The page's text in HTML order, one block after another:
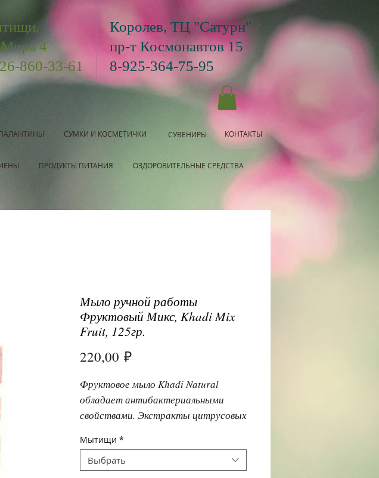
4
860-33-61
Королев, ТЦ "Сатурн"
пр-т Космонавтов 15
8-925-364-75-95
СУМКИ И КОСМЕТИЧКИ СУВЕНИРЫ КОНТАКТЫ
ПРОДУКТЫ ПИТАНИЯ ОЗДОРОВИТЕЛЬНЫЕ СРЕДСТВА
Мыло ручной работы
Фруктовый Микс, Khadi Mix
Fruit, 125гр.
220,00 ₽Цена
Фруктовое мыло Khadi Natural
обладает антибактериальными
свойствами. Экстракты цитрусовых
Ускоряет обменные процессы,
удаляет омертвевшие клетки кожи.
Мытищи *
Выбрать